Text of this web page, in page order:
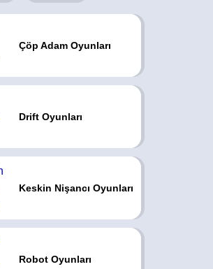
Çöp Adam Oyunları
Drift Oyunları
Keskin Nişancı Oyunları
Robot Oyunları